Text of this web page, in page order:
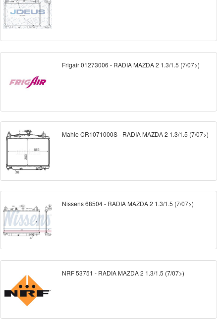
Frigair 01273006 - RADIA MAZDA 2 1.3/1.5 (7/07>)
Mahle CR1071000S - RADIA MAZDA 2 1.3/1.5 (7/07>)
Nissens 68504 - RADIA MAZDA 2 1.3/1.5 (7/07>)
NRF 53751 - RADIA MAZDA 2 1.3/1.5 (7/07>)